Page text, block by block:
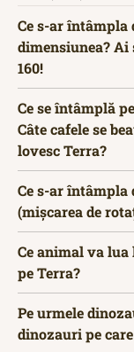
Ce s-ar întâmpla
dimensiunea? Ai
160!
Ce se întâmplă
Câte cafele se
lovesc Terra?
Ce s-ar
(mișcarea de
Ce animal va
pe Terra?
Pe urmele
dinozauri pe